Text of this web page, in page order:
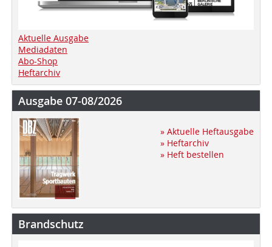
Aktuelle Ausgabe
Mediadaten
Abo-Shop
Heftarchiv
Ausgabe 07-08/2026
» Aktuelle Heftausgabe
» Heftarchiv
» Heft bestellen
Brandschutz